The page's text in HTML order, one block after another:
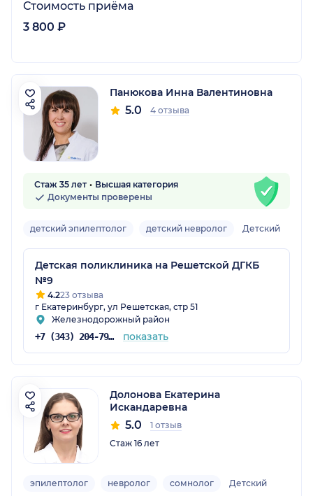
Стоимость приёма
3 800 ₽
Панюкова Инна Валентиновна
5.0 4 отзыва
Стаж 35 лет
Высшая категория
Документы проверены
детский эпилептолог детский невролог Детский
Детская поликлиника на Решетской ДГКБ
№9
4.223 отзыва
г Екатеринбург, ул Решетская, стр 51
Железнодорожный район
+7 (343) 204-79-09 показать
Долонова Екатерина
Искандаревна
5.0
1 отзыв
Стаж 16 лет
эпилептолог невролог сомнолог Детский